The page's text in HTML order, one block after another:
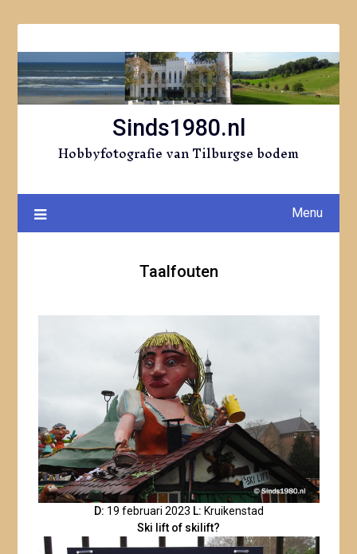
naar
inhoud
Sinds1980.nl
Hobbyfotografie van Tilburgse bodem
Menu
Taalfouten
D: 19 februari 2023 L: Kruikenstad
Ski lift of skilift?